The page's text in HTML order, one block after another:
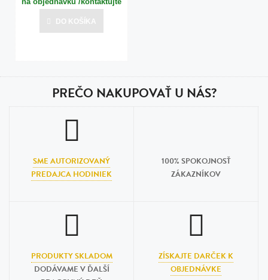
nás pre termín dodania/
DO KOŠÍKA
PREČO NAKUPOVAŤ U NÁS?
SME AUTORIZOVANÝ
PREDAJCA HODINIEK
100% SPOKOJNOSŤ
ZÁKAZNÍKOV
PRODUKTY SKLADOM
DODÁVAME V ĎALŠÍ
ZÍSKAJTE DARČEK K
OBJEDNÁVKE